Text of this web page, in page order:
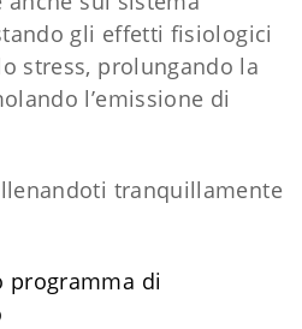
gli effetti fisiologici
stress, prolungando la
l’emissione di
tranquillamente
programma di